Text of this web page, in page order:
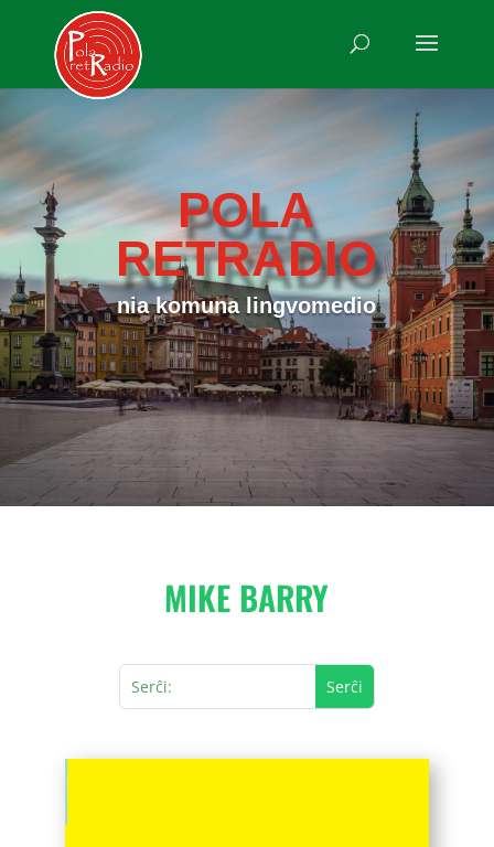
POLA
RETRADIO
nia komuna lingvomedio
MIKE BARRY